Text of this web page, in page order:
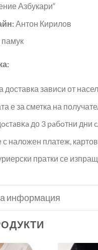
Азбукари“
Антон Кирилов
памук
доставка зависи от
е за сметка на
до 3 paбoтни дни
наложен платеж,
пратки се
информация